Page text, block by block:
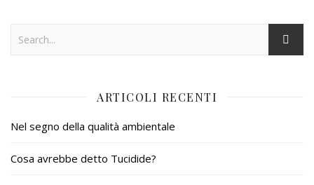
ARTICOLI RECENTI
Nel segno della qualità ambientale
Cosa avrebbe detto Tucidide?